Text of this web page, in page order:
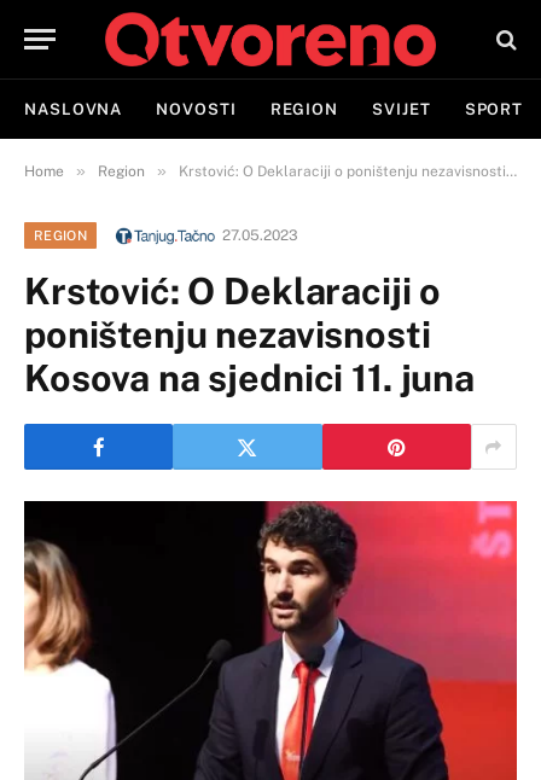
NASLOVNA NOVOSTI REGION SVIJET SPORT
Home » Region » Krstović: O Deklaraciji o poništenju nezavisnosti Kosova na sjednici 11. juna
REGION 27.05.2023
Krstović: O Deklaraciji o
poništenju nezavisnosti
Kosova na sjednici 11. juna